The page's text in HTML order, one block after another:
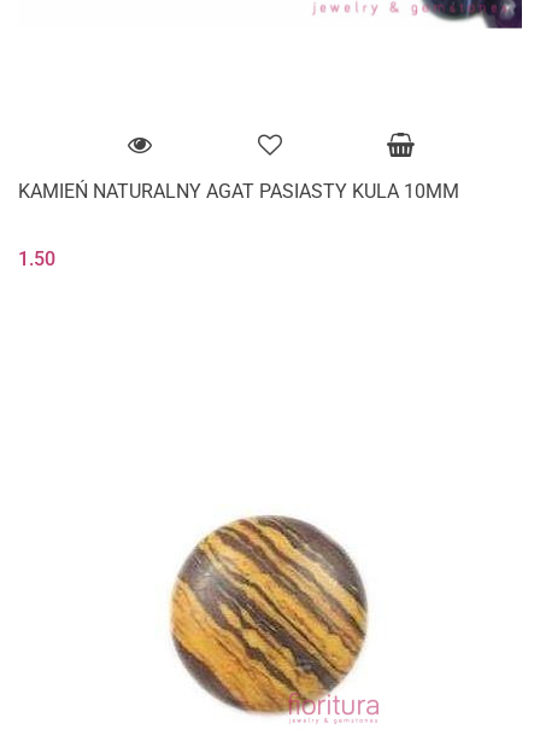
KAMIEŃ NATURALNY AGAT PASIASTY KULA 10MM
1.50